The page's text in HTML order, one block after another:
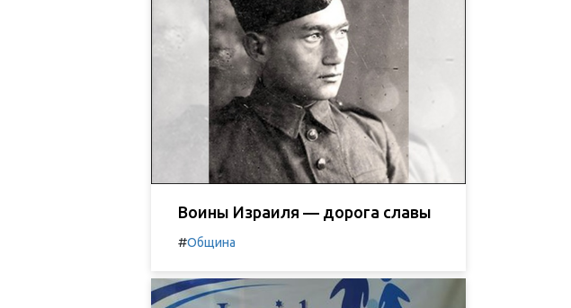
Воины Израиля — дорога славы
#Община